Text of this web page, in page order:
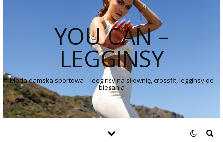
YOU CAN –
LEGGINSY
Moda damska sportowa – leeginsy na siłownię, crossfit, legginsy do
biegania